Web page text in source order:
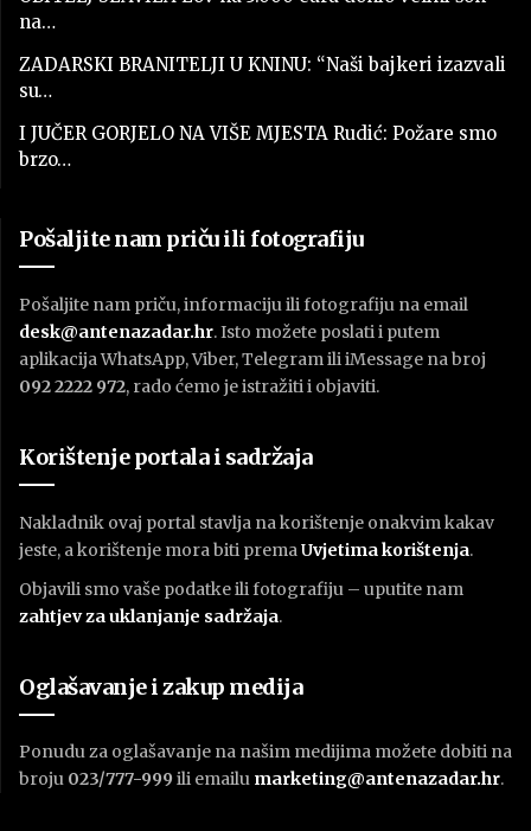
na…
ZADARSKI BRANITELJI U KNINU: “Naši bajkeri izazvali
su…
I JUČER GORJELO NA VIŠE MJESTA Rudić: Požare smo
brzo…
Pošaljite nam priču ili fotografiju
Pošaljite nam priču, informaciju ili fotografiju na email
desk@antenazadar.hr. Isto možete poslati i putem
aplikacija WhatsApp, Viber, Telegram ili iMessage na broj
092 2222 972, rado ćemo je istražiti i objaviti.
Korištenje portala i sadržaja
Nakladnik ovaj portal stavlja na korištenje onakvim kakav
jeste, a korištenje mora biti prema Uvjetima korištenja.
Objavili smo vaše podatke ili fotografiju – uputite nam
zahtjev za uklanjanje sadržaja.
Oglašavanje i zakup medija
Ponudu za oglašavanje na našim medijima možete dobiti na
broju 023/777-999 ili emailu marketing@antenazadar.hr.